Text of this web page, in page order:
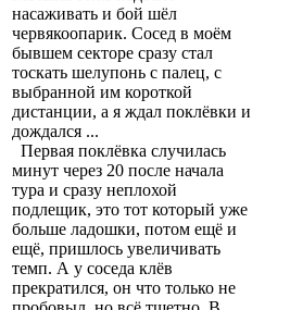
насаживать и бой шёл
червякоопарик. Сосед в моём
бывшем секторе сразу стал
тоскать шелупонь с палец, с
выбранной им короткой
дистанции, а я ждал поклёвки и
дождался ...
Первая поклёвка случилась
минут через 20 после начала
тура и сразу неплохой
подлещик, это тот который уже
больше ладошки, потом ещё и
ещё, пришлось увеличивать
темп. А у соседа клёв
прекратился, он что только не